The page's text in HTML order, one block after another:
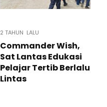
2 TAHUN LALU
Commander Wish,
Sat Lantas Edukasi
Pelajar Tertib Berlalu
Lintas